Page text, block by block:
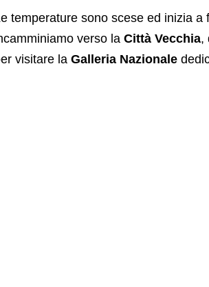
temperature sono scese ed inizia a
verso la Città Vecchia,
visitare la Galleria Nazionale